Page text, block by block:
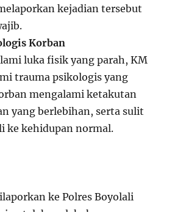
kejadian tersebut
Korban
luka fisik yang parah, KM
trauma psikologis yang
mengalami ketakutan
yang berlebihan, serta sulit
ke kehidupan normal.
ke Polres Boyolali